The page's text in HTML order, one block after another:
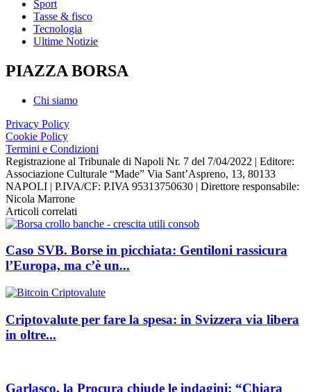
Sport
Tasse & fisco
Tecnologia
Ultime Notizie
PIAZZA BORSA
Chi siamo
Privacy Policy
Cookie Policy
Termini e Condizioni
Registrazione al Tribunale di Napoli Nr. 7 del 7/04/2022 | Editore:
Associazione Culturale “Made” Via Sant’Aspreno, 13, 80133
NAPOLI | P.IVA/CF: P.IVA 95313750630 | Direttore responsabile:
Nicola Marrone
Articoli correlati
Caso SVB. Borse in picchiata: Gentiloni rassicura
l’Europa, ma c’è un...
Criptovalute per fare la spesa: in Svizzera via libera
in oltre...
Garlasco, la Procura chiude le indagini: “Chiara